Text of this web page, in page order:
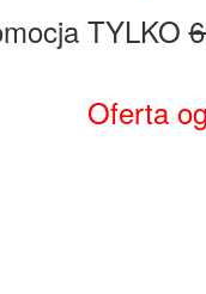
TYLKO
Oferta